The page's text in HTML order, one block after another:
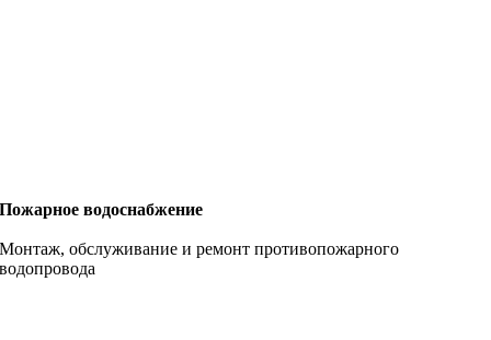
Пожарное водоснабжение
Монтаж, обслуживание и ремонт противопожарного
водопровода